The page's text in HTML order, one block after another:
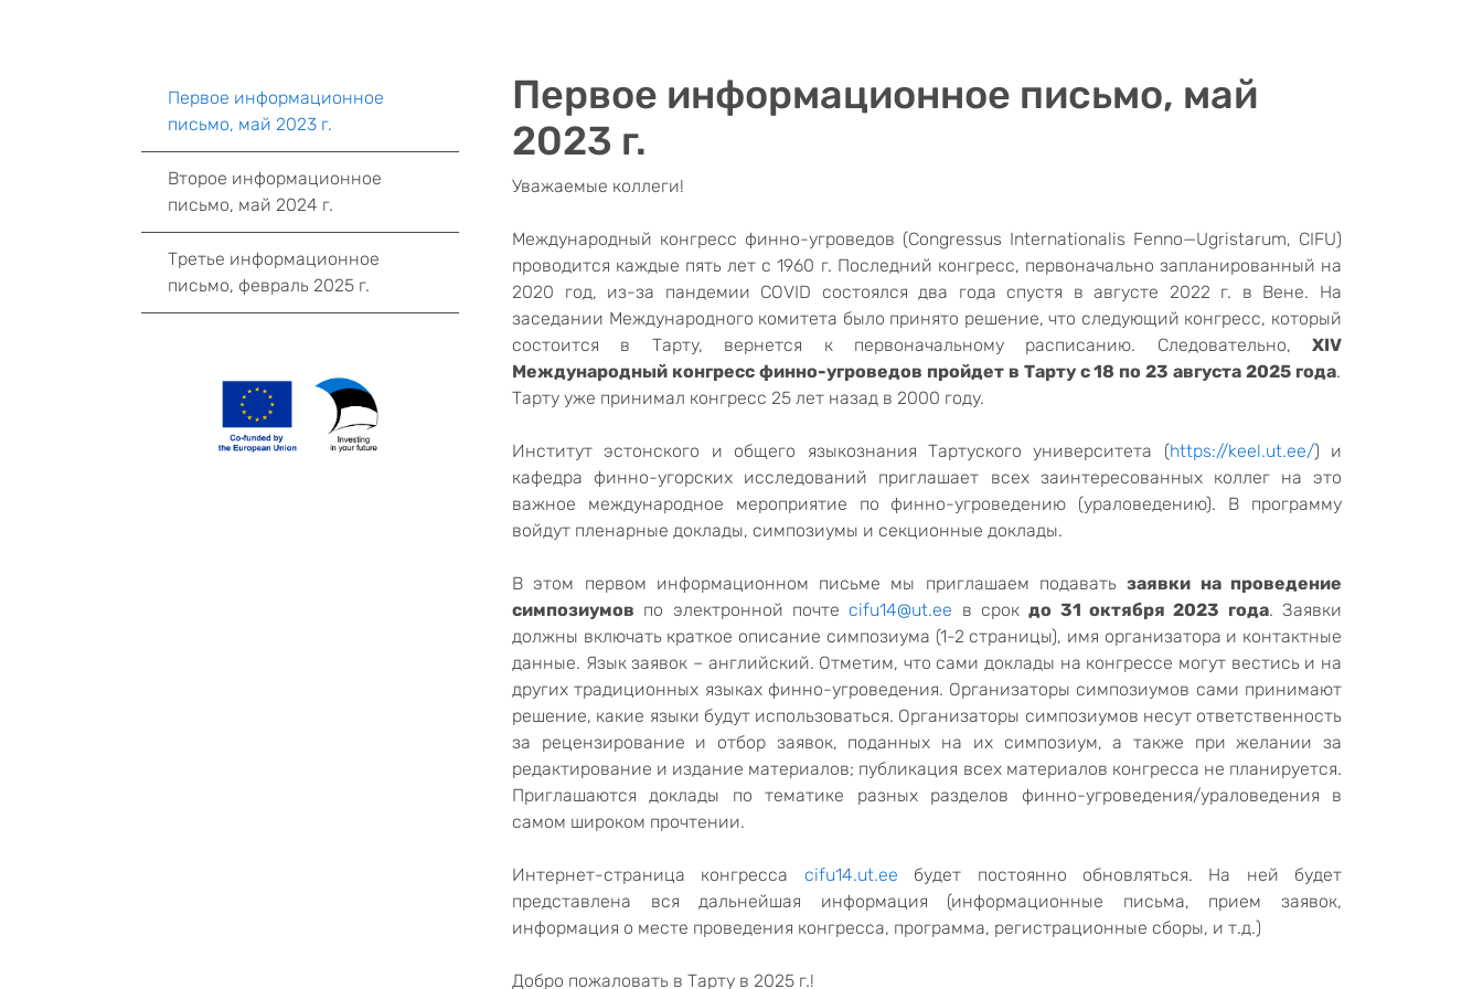
Первое информационное письмо, май
2023 г.
Уважаемые коллеги!
Международный конгресс финно-угроведов (Congressus Internationalis Fenno—Ugristarum, CIFU)
проводится каждые пять лет с 1960 г. Последний конгресс, первоначально запланированный на
2020 год, из-за пандемии COVID состоялся два года спустя вавгусте 2022 г. в Вене. На
заседании Международного комитета было принято решение, что следующий конгресс, который
состоится в Тарту, вернется к первоначальному расписанию. Следовательно, XIV
Международный конгресс финно-угроведов пройдет в Тарту с 18 по 23 августа 2025 года.
Тарту уже принимал конгресс 25 лет назад в 2000 году.
Институт эстонского и общего языкознания Тартуского университета (https://keel.ut.ee/) и
кафедра финно-угорских исследований приглашает всех заинтересованных коллег на это
важное международное мероприятие по финно-угроведению (ураловедению). В программу
войдут пленарные доклады, симпозиумы и секционные доклады.
В этом первом информационном письме мы приглашаем подаватьзаявки на проведение
симпозиумов по электронной почте cifu14@ut.ee в срокдо 31 октября 2023 года. Заявки
должны включать краткое описание симпозиума (1-2 страницы), имя организатора и контактные
данные. Язык заявок – английский. Отметим, что сами доклады на конгрессе могут вестись и на
других традиционных языках финно-угроведения. Организаторы симпозиумов сами принимают
решение, какие языки будут использоваться. Организаторы симпозиумов несут ответственность
за рецензирование и отбор заявок, поданных на их симпозиум, а также при желании за
редактирование и издание материалов; публикация всех материалов конгресса не планируется.
Приглашаются доклады по тематике разных разделов финно-угроведения/ураловедения в
самом широком прочтении.
Интернет-страница конгресса cifu14.ut.ee будет постоянно обновляться. На ней будет
представлена вся дальнейшая информация (информационные письма, прием заявок,
информация о месте проведения конгресса, программа, регистрационные сборы, и т.д.)
Добро пожаловать в Тарту в 2025 г.!
Первое информационное
письмо, май 2023 г.
Второе информационное
письмо, май 2024 г.
Третье информационное
письмо, февраль 2025 г.